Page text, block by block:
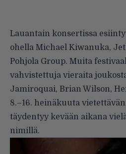
Lauantain konsertissa
ohella Michael Kiwanuka,
Pohjola Group. Muita
vahvistettuja vieraita
Jamiroquai, Brian Wilson,
8.–16. heinäkuuta
täydentyy kevään aikana
nimillä.